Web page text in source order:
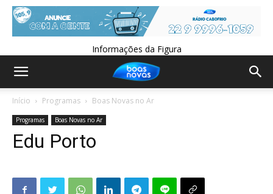
Informações da Figura
Início Programas Boas Novas no Ar
Programas Boas Novas no Ar
Edu Porto